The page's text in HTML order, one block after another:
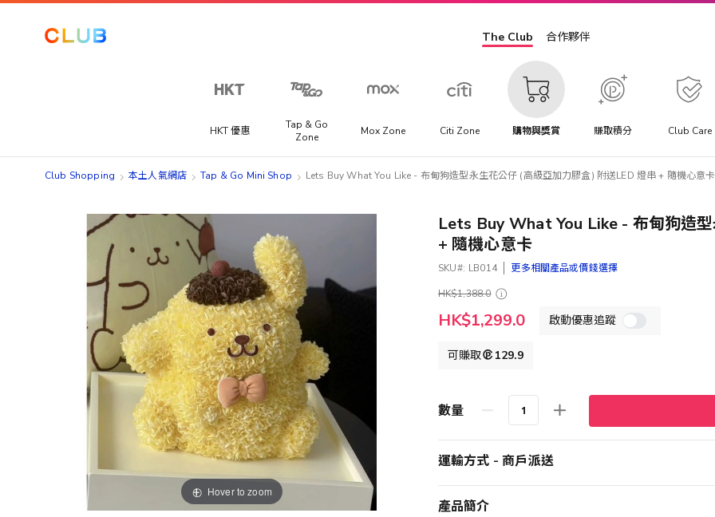
The Club 合作夥伴
HKT 優惠
Tap & Go
Zone
Mox Zone Citi Zone 購物與獎賞 賺取積分 Club Care
Club Shopping 本土人氣網店 Tap & Go Mini Shop Lets Buy What You Like - 布甸狗造型永生花公仔 (高級亞加力膠盒) 附送LED 燈串 + 隨機心意卡
Hover to zoom
Lets Buy What You Like - 布甸狗造
+ 隨機心意卡
SKU LB014
更多相關產品或價錢選擇
HK$1,388.0
特
殊
HK$1,299.0 啟動優惠追蹤
可賺取 129.9
數量
運輸方式 - 商戶派送
產品簡介